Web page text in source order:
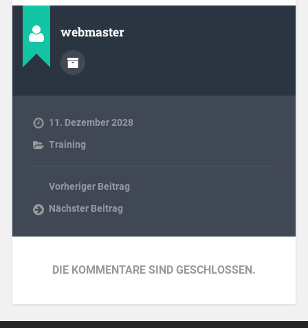
webmaster
11. Dezember 2028
Training
Vorheriger Beitrag
Nächster Beitrag
DIE KOMMENTARE SIND GESCHLOSSEN.